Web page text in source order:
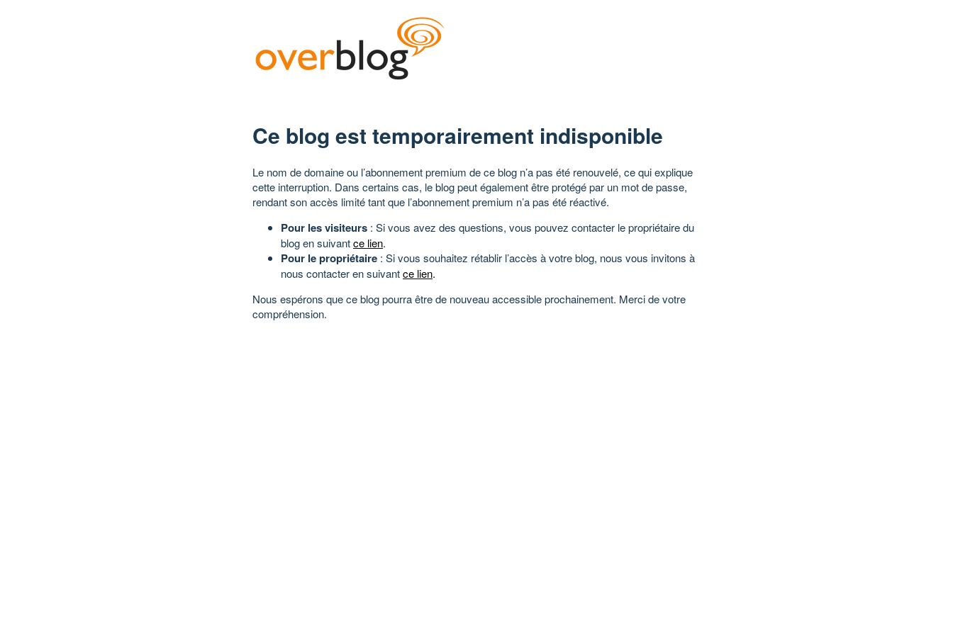
Ce blog est temporairement indisponible
Le nom de domaine ou l’abonnement premium de ce blog n’a pas été renouvelé, ce qui explique
cette interruption. Dans certains cas, le blog peut également être protégé par un mot de passe,
rendant son accès limité tant que l’abonnement premium n’a pas été réactivé.
Pour les visiteurs : Si vous avez des questions, vous pouvez contacter le propriétaire du
blog en suivantce lien.
Pour le propriétaire : Si vous souhaitez rétablir l’accès à votre blog, nous vous invitons à
nous contacter en suivantce lien.
Nous espérons que ce blog pourra être de nouveau accessible prochainement. Merci de votre
compréhension.